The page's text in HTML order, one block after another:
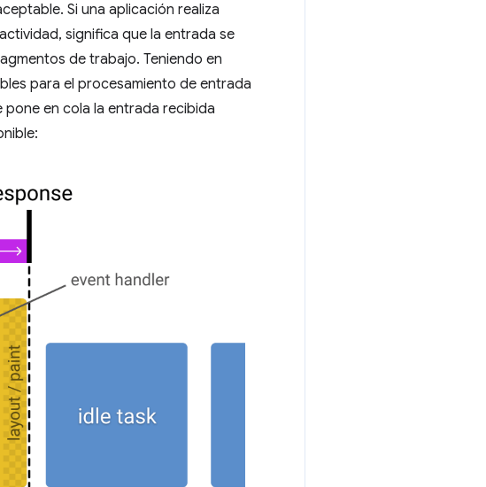
Si una aplicación realiza
significa que la entrada se
de trabajo. Teniendo en
para el procesamiento de entrada
pone en cola la entrada recibida